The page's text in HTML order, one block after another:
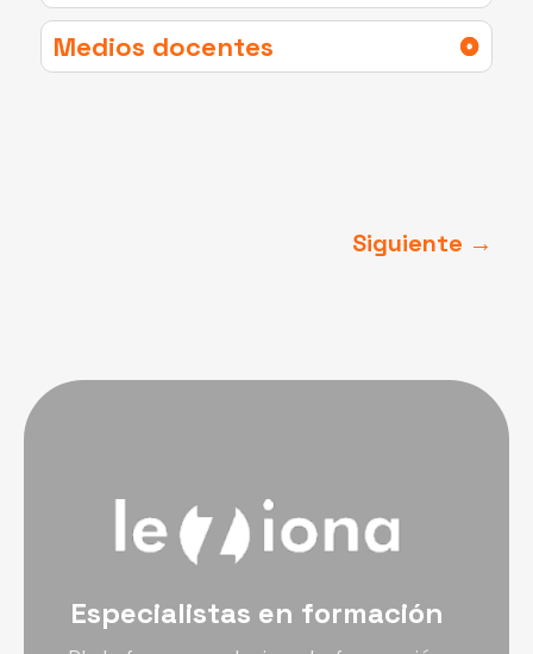
Medios docentes
Siguiente →
Especialistas en formación